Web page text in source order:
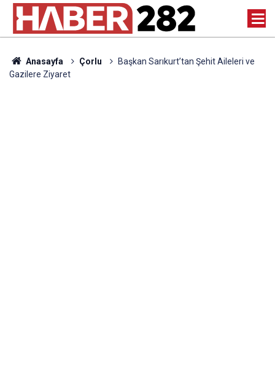
Anasayfa Çorlu
Başkan Sarıkurt’tan Şehit Aileleri ve
Gazilere Ziyaret